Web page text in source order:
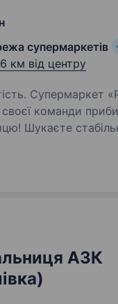
супермаркетів
км від центру
«РОСТ»
команди
Шукаєте
до нашої команди!
АЗК